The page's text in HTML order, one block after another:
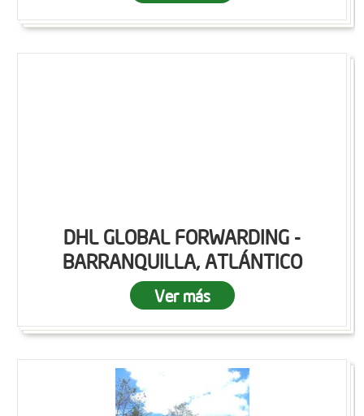
DHL GLOBAL FORWARDING -
BARRANQUILLA, ATLÁNTICO
Ver más